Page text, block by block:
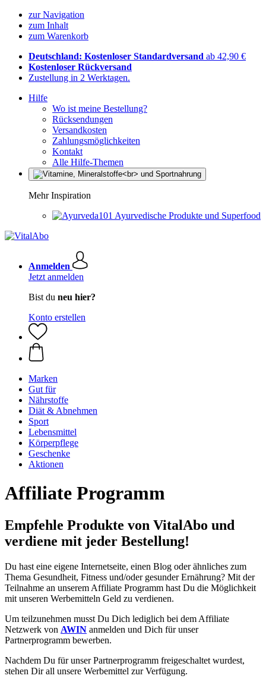
zur Navigation
zum Inhalt
zum Warenkorb
Deutschland: Kostenloser Standardversand ab 42,90 €
Kostenloser Rückversand
Zustellung in 2 Werktagen.
Hilfe
Wo ist meine Bestellung?
Rücksendungen
Versandkosten
Zahlungsmöglichkeiten
Kontakt
Alle Hilfe-Themen
Mehr Inspiration
Ayurvedische Produkte und Superfood
Anmelden
Jetzt anmelden
Bist du neu hier?
Konto erstellen
Marken
Gut für
Nährstoffe
Diät & Abnehmen
Sport
Lebensmittel
Körperpflege
Geschenke
Aktionen
Affiliate Programm
Empfehle Produkte von VitalAbo und
verdiene mit jeder Bestellung!
Du hast eine eigene Internetseite, einen Blog oder ähnliches zum
Thema Gesundheit, Fitness und/oder gesunder Ernährung? Mit der
Teilnahme an unserem Affiliate Programm hast Du die Möglichkeit
mit unseren Werbemitteln Geld zu verdienen.
Um teilzunehmen musst Du Dich lediglich bei dem Affiliate
Netzwerk von AWIN anmelden und Dich für unser
Partnerprogramm bewerben.
Nachdem Du für unser Partnerprogramm freigeschaltet wurdest,
stehen Dir all unsere Werbemittel zur Verfügung.